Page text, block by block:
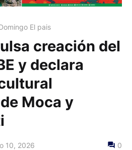
El pais
creación del
y declara
Moca y
10, 2026 0